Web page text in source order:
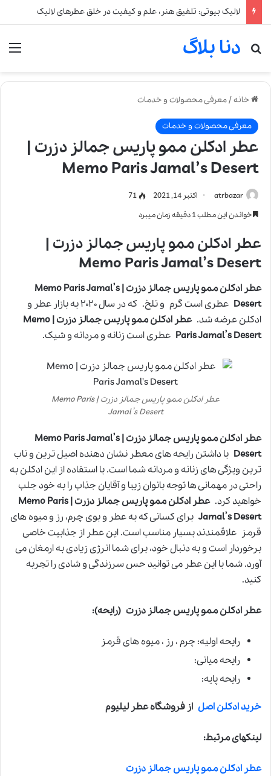
لالیک بیوتی: تلفیق هنر، علم و کیفیت در خلق عطرهای لالیک
دنا بلاگ
جستجو برای
خانه/معرفی محصولات و خدمات
معرفی محصولات و خدمات
عطر ادکلن ممو پاریس جمالز دزرت |
Memo Paris Jamal’s Desert
atrbazar اکتبر 14, 2021
71
خواندن این مطلب 1 دقیقه زمان میبرد
عطر ادکلن ممو پاریس جمالز دزرت |
Memo Paris Jamal’s Desert
عطر ادکلن ممو پاریس جمالز دزرت | Memo Paris Jamal’s
Desert
عطری است گرم و تلخ. که در سال ۲۰۲۰ به بازار عطر و
ادکلن عرضه شد.
عطر ادکلن ممو پاریس جمالز دزرت | Memo
Paris Jamal’s Desert عطری است زنانه و مردانه و شیک.
عطر ادکلن ممو پاریس جمالز دزرت | Memo Paris
Jamal’s Desert
عطر ادکلن ممو پاریس جمالز دزرت | Memo Paris Jamal’s
Desert با داشتن رایحه های معطر نشان دهنده اصیل ترین و ناب
ترین ویژگی های زنانه و مردانه شما است. با استفاده از این ادکلن به
راحتی در مهمانی ها توجه بانوان زیبا و آقایان جذاب را به خود جلب
خواهید کرد.
عطر ادکلن ممو پاریس جمالز دزرت | Memo Paris
Jamal’s Desert برای کسانی که به عطر و بوی چرم، رز و میوه های
قرمز علاقمندند بسیار مناسب است. این عطر از جذابیت خاصی
برخوردار است و به دنبال خود، برای شما انرژی زیادی به ارمغان می
آورد. شما با این عطر می توانید حس سرزندگی و شادی را تجربه
کنید.
عطر ادکلن ممو پاریس جمالز دزرت (رایحه):
رایحه اولیه: چرم ، رز ، میوه های قرمز
رایحه میانی:
رایحه پایه:
خرید ادکلن اصل از فروشگاه عطر لیلیوم
لینکهای مرتبط:
عطر ادکلن ممو پاریس جمالز دزرت